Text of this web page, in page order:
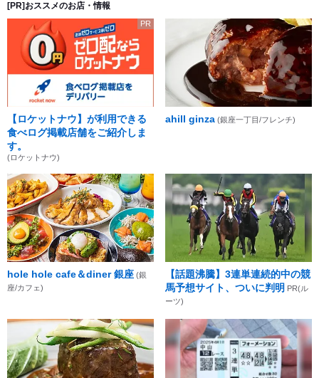
[PR]おススメのお店・情報
PR
【ロケットナウ】が利用できる
食べログ掲載店舗をご紹介しま
す。
(ロケットナウ)
ahill ginza (銀座一丁目/フレンチ)
hole hole cafe＆diner 銀座 (銀
座/カフェ)
【話題沸騰】3連単連続的中の競
馬予想サイト、ついに判明 PR(ル
ーツ)